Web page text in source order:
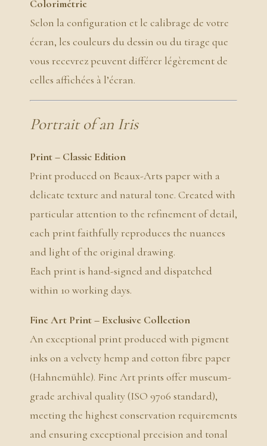
Colorimétrie
Selon la configuration et le calibrage de votre
écran, les couleurs du dessin ou du tirage que
vous recevrez peuvent différer légèrement de
celles affichées à l’écran.
Portrait of an Iris
Print – Classic Edition
Print produced on Beaux-Arts paper with a
delicate texture and natural tone. Created with
particular attention to the refinement of detail,
each print faithfully reproduces the nuances
and light of the original drawing.
Each print is hand-signed and dispatched
within 10 working days.
Fine Art Print – Exclusive Collection
An exceptional print produced with pigment
inks on a velvety hemp and cotton fibre paper
(Hahnemühle). Fine Art prints offer museum-
grade archival quality (ISO 9706 standard),
meeting the highest conservation requirements
and ensuring exceptional precision and tonal